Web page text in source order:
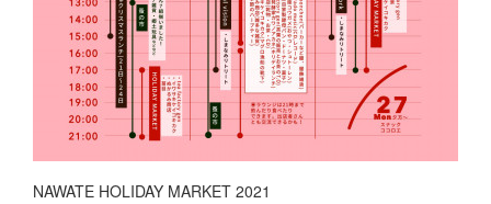
NAWATE HOLIDAY MARKET 2021